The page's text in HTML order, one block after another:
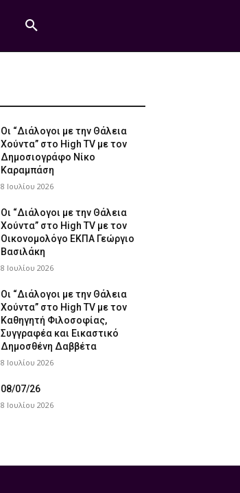
Οι “Διάλογοι με την Θάλεια
Χούντα” στο High TV με τον
Δημοσιογράφο Νίκο
Καραμπάση
8 Ιουλίου 2026
Οι “Διάλογοι με την Θάλεια
Χούντα” στο High TV με τον
Οικονομολόγο ΕΚΠΑ Γεώργιο
Βασιλάκη
8 Ιουλίου 2026
Οι “Διάλογοι με την Θάλεια
Χούντα” στο High TV με τον
Καθηγητή Φιλοσοφίας,
Συγγραφέα και Εικαστικό
Δημοσθένη Δαββέτα
8 Ιουλίου 2026
08/07/26
8 Ιουλίου 2026